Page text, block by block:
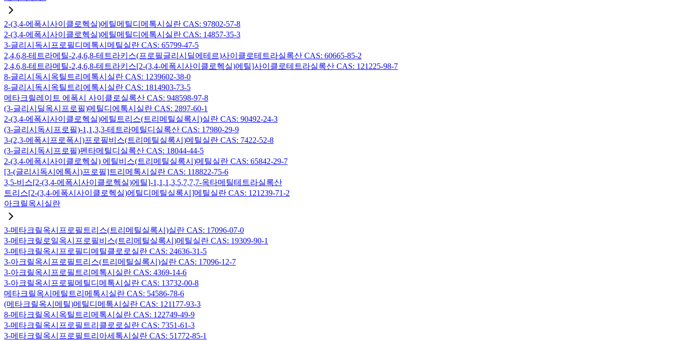
2-(3,4-에폭시사이클로헥실)에틸메틸디메톡시실란 CAS: 97802-57-8
2-(3,4-에폭시사이클로헥실)에틸메틸디에톡시실란 CAS: 14857-35-3
3-글리시독시프로필디메톡시메틸실란 CAS: 65799-47-5
2,4,6,8-테트라메틸-2,4,6,8-테트라키스(프로필글리시딜에테르)사이클로테트라실록산 CAS: 60665-85-2
2,4,6,8-테트라메틸-2,4,6,8-테트라키스[2-(3,4-에폭시사이클로헥실)에틸]사이클로테트라실록산 CAS: 121225-98-7
8-글리시독시옥틸트리메톡시실란 CAS: 1239602-38-0
8-글리시독시옥틸트리에톡시실란 CAS: 1814903-73-5
메타크릴레이트 에폭시 사이클로실록산 CAS: 948598-97-8
(3-글리시딜옥시프로필)메틸디에톡시실란 CAS: 2897-60-1
2-(3,4-에폭시사이클로헥실)에틸트리스(트리메틸실록시)실란 CAS: 90492-24-3
(3-글리시독시프로필)-1,1,3,3-테트라메틸디실록산 CAS: 17980-29-9
3-(2,3-에폭시프로폭시)프로필비스(트리메틸실록시)메틸실란 CAS: 7422-52-8
(3-글리시독시프로필)펜타메틸디실록산 CAS: 18044-44-5
2-(3,4-에폭시사이클로헥실) 에틸비스(트리메틸실록시)메틸실란 CAS: 65842-29-7
[3-(글리시독시에톡시)프로필]트리메톡시실란 CAS: 118822-75-6
3,5-비스[2-(3,4-에폭시사이클로헥실)에틸]-1,1,1,3,5,7,7,7-옥타메틸테트라실록산
트리스[2-(3,4-에폭시사이클로헥실)에틸디메틸실록시]메틸실란 CAS: 121239-71-2
아크릴옥시실란
3-메타크릴옥시프로필트리스(트리메틸실록시)실란 CAS: 17096-07-0
3-메타크릴로일옥시프로필비스(트리메틸실록시)메틸실란 CAS: 19309-90-1
3-메타크릴옥시프로필디메틸클로로실란 CAS: 24636-31-5
3-아크릴옥시프로필트리스(트리메틸실록시)실란 CAS: 17096-12-7
3-아크릴옥시프로필트리메톡시실란 CAS: 4369-14-6
3-아크릴옥시프로필메틸디메톡시실란 CAS: 13732-00-8
메타크릴옥시메틸트리메톡시실란 CAS: 54586-78-6
(메타크릴옥시메틸)메틸디메톡시실란 CAS: 121177-93-3
8-메타크릴옥시옥틸트리메톡시실란 CAS: 122749-49-9
3-메타크릴옥시프로필트리클로로실란 CAS: 7351-61-3
3-메타크릴옥시프로필트리아세톡시실란 CAS: 51772-85-1